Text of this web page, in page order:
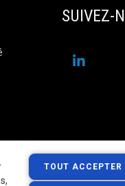
SUIVEZ-